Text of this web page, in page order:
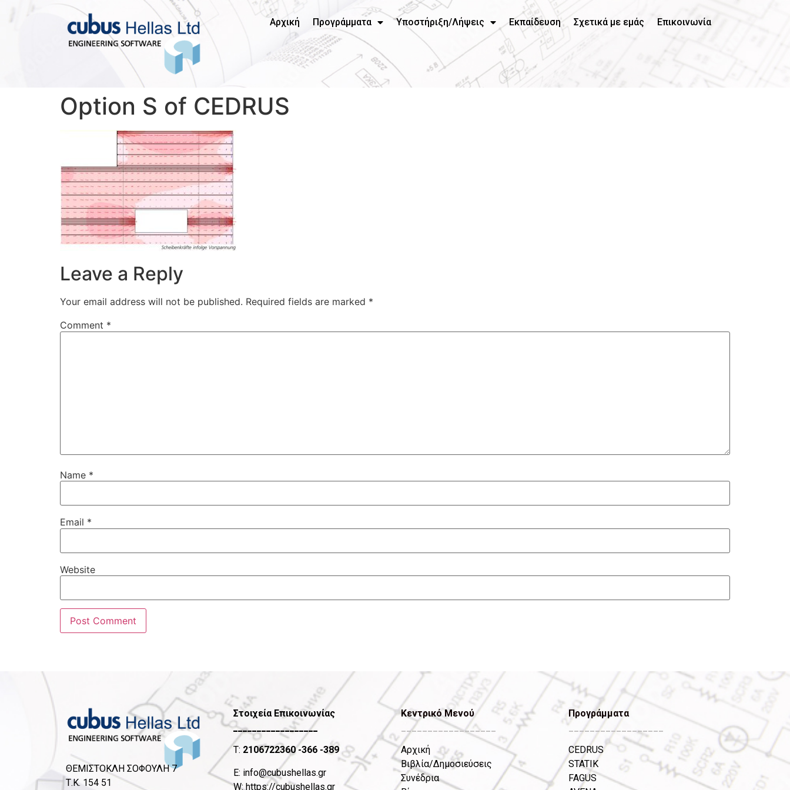
Αρχική Προγράμματα Υποστήριξη/Λήψεις Εκπαίδευση Σχετικά με εμάς Επικοινωνία
Option S of CEDRUS
Leave a Reply
Your email address will not be published. Required fields are marked *
Comment *
Name *
Email *
Website
ΘΕΜΙΣΤΟΚΛΗ ΣΟΦΟΥΛΗ 7
Τ.Κ. 154 51
Στοιχεία Επικοινωνίας
__________________
T: 2106722360-366 -389
Ε: info@cubushellas.gr
W:https://cubushellas.gr
Κεντρικό Μενού
__________________
Αρχική
Βιβλία/Δημοσιεύσεις
Συνέδρια
Προγράμματα
__________________
CEDRUS
STATIK
FAGUS